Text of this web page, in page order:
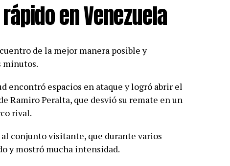
en Venezuela
de la mejor manera posible y
minutos.
encontró espacios en ataque y logró abrir el
Ramiro Peralta, que desvió su remate en un
rival.
conjunto visitante, que durante varios
y mostró mucha intensidad.